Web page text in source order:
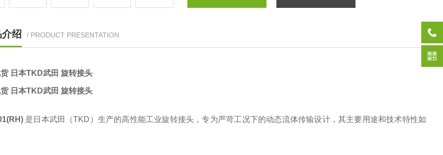
绍 / PRODUCT PRESENTATION
日本TKD武田 旋转接头
日本TKD武田 旋转接头
‌ 是日本武田（TKD）生产的高性能工业旋转接头，专为严苛工况下的动态流体传输设计，其主要用途和技术特性如